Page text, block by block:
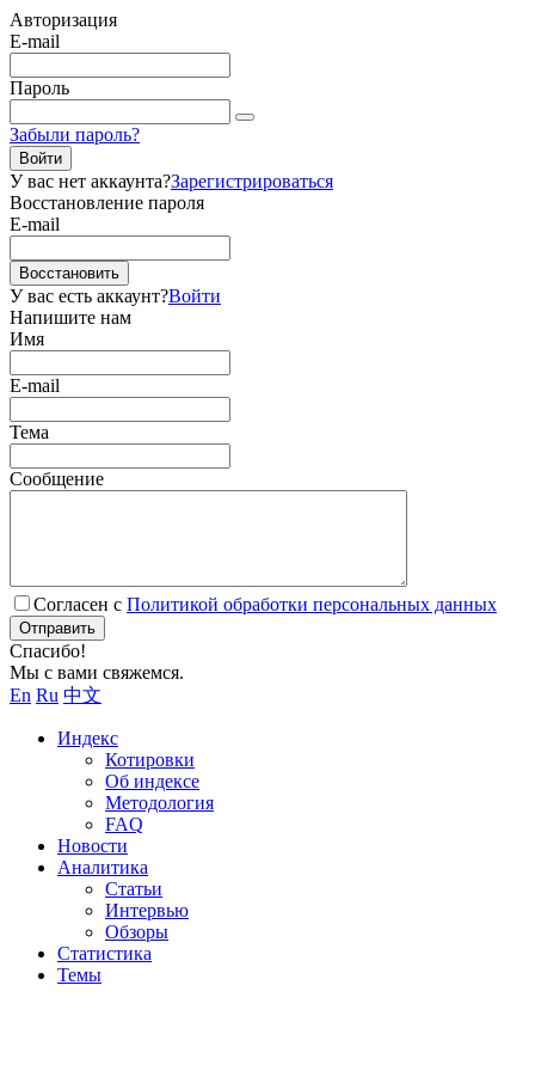
Авторизация
E-mail
Пароль
Забыли пароль?
Войти
У вас нет аккаунта?Зарегистрироваться
Восстановление пароля
E-mail
Восстановить
У вас есть аккаунт?Войти
Напишите нам
Имя
E-mail
Тема
Сообщение
Согласен с Политикой обработки персональных данных
Отправить
Спасибо!
Мы с вами свяжемся.
En Ru 中文
Индекс
Котировки
Об индексе
Методология
FAQ
Новости
Аналитика
Статьи
Интервью
Обзоры
Статистика
Темы